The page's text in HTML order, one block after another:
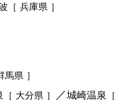
［ 兵庫県 ］
馬県 ］
［ 大分県 ］ ／城崎温泉
［